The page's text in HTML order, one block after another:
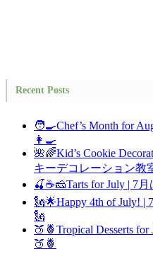
Recent Posts
🧑‍🍳Chef’s Month for
👩‍🍳
🌺🌈Kid’s Cookie
キーデコレーション教
🍒☕🧀Tarts for July | 7
🗽🌟Happy 4th of July!
🗽
🍑🍍Tropical Desserts
🍑🍍